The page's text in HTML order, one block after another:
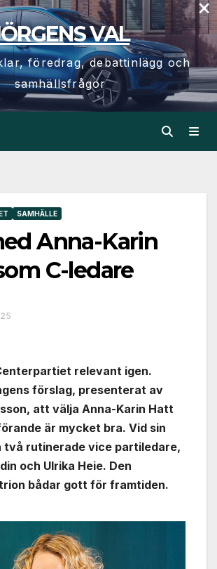
VAL
föredrag, debattinlägg och
samhällsfrågor
SAMHÄLLE
Anna-Karin
C-ledare
relevant igen.
förslag, presenterat av
att välja Anna-Karin Hatt
är mycket bra. Vid sin
två rutinerade vice partiledare,
och Ulrika Heie. Den
bådar gott för framtiden.
×